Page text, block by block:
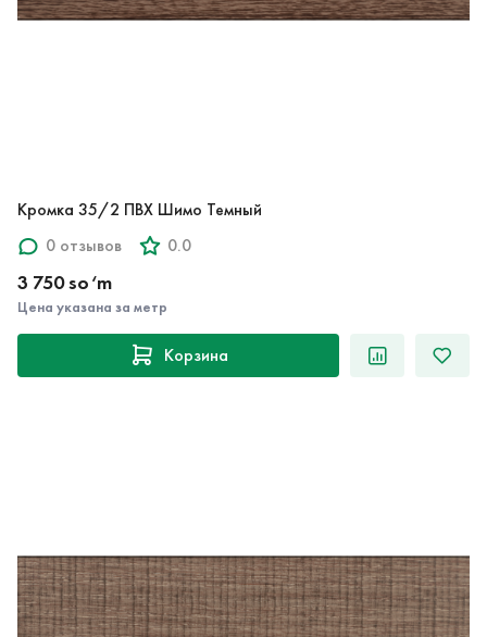
Кромка 35/2 ПВХ Шимо Темный
0 отзывов
0.0
3 750 so‘m
Цена указана за метр
Корзина